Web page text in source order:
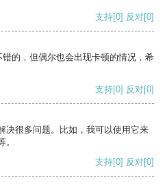
支持[0] 反对[0]
的，但偶尔也会出现卡顿的情况，希
支持[0] 反对[0]
决很多问题。比如，我可以使用它来
支持[0] 反对[0]